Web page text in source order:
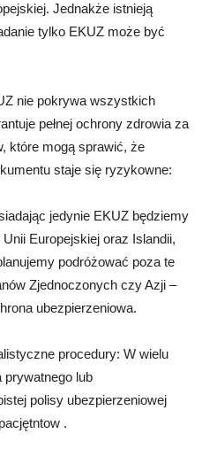
Jednakże istnieją
tylko EKUZ może być
nie pokrywa wszystkich
pełnej ochrony zdrowia za
które mogą sprawić, że
staje się ryzykowne:
jedynie EKUZ będziemy
Europejskiej oraz Islandii,
podróżować poza te
Zjednoczonych czy Azji –
ubezpierzeniowa.
procedury: W wielu
prywatnego lub
polisy ubezpierzeniowej
.